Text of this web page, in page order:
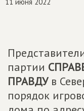
партии
ПРАВДУв
порядок